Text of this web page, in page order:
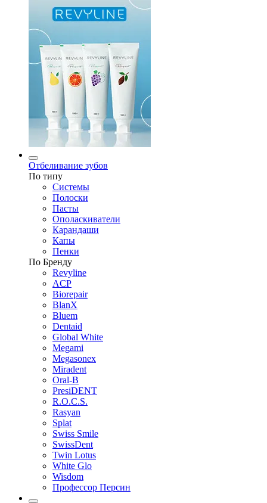
Отбеливание зубов
По типу
Системы
Полоски
Пасты
Ополаскиватели
Карандаши
Капы
Пенки
По Бренду
Revyline
ACP
Biorepair
BlanX
Bluem
Dentaid
Global White
Megami
Megasonex
Miradent
Oral-B
PresiDENT
R.O.C.S.
Rasyan
Splat
Swiss Smile
SwissDent
Twin Lotus
White Glo
Wisdom
Профессор Персин